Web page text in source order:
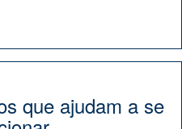
que ajudam a se